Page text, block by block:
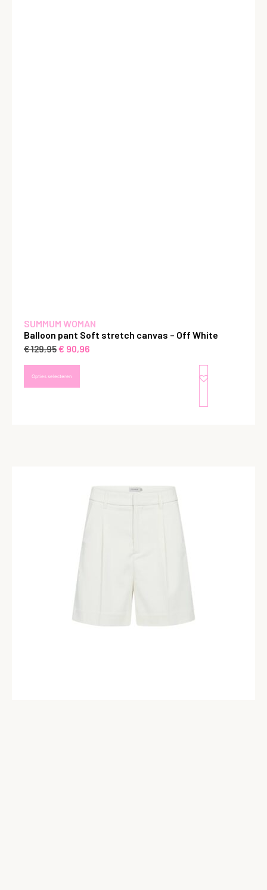
SUMMUM WOMAN
Balloon pant Soft stretch canvas – Off White
€129,95€ 90,96
Opties selecteren